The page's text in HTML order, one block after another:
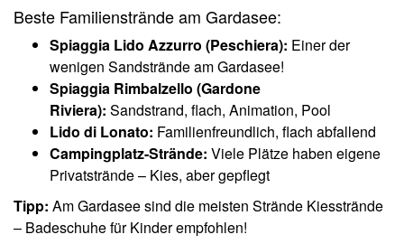
Beste Familienstrände am Gardasee:
Spiaggia Lido Azzurro (Peschiera): Einer der
wenigen Sandstrände am Gardasee!
Spiaggia Rimbalzello (Gardone
Riviera): Sandstrand, flach, Animation, Pool
Lido di Lonato: Familienfreundlich, flach abfallend
Campingplatz-Strände: Viele Plätze haben eigene
Privatstrände – Kies, aber gepflegt
Tipp: Am Gardasee sind die meisten Strände Kiesstrände
– Badeschuhe für Kinder empfohlen!